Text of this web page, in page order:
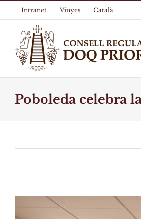
to
content
Intranet Vinyes Català
Poboleda celebra
Larger